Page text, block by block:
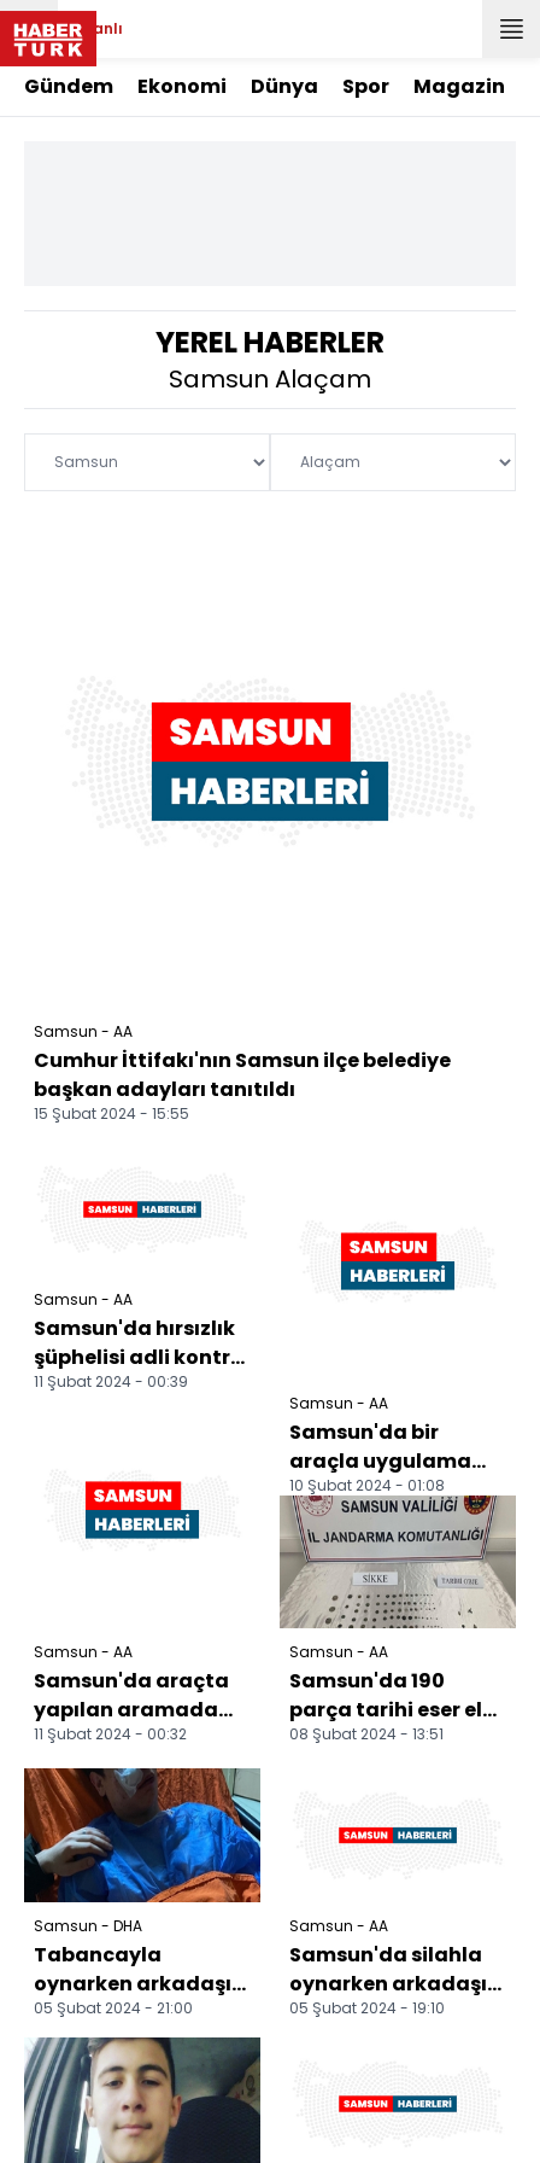
Canlı
Gündem Ekonomi Dünya Spor Magazin
YEREL HABERLER
Samsun Alaçam
Samsun - AA
Cumhur İttifakı'nın Samsun ilçe belediye
başkan adayları tanıtıldı
15 Şubat 2024 - 15:55
Samsun - AA
Samsun'da hırsızlık
şüphelisi adli kontrol
şartıyla serbest
11 Şubat 2024 - 00:39
Samsun - AA
Samsun'da araçta
yapılan aramada
ruhsatsız silah ele
geçirildi
11 Şubat 2024 - 00:32
Samsun - AA
Samsun'da bir
araçla uygulama
noktasından kaçan
hırsız
kovalamacayla
yakala...
10 Şubat 2024 - 01:08
Samsun - AA
Samsun'da 190
parça tarihi eser ele
geçirildi, 2 zanlı
08 Şubat 2024 - 13:51
Samsun - DHA
Tabancayla
oynarken arkadaşını
başından vurdu; 1
yaralı, 4 gözaltı (2)
05 Şubat 2024 - 21:00
Samsun - AA
Samsun'da silahla
oynarken arkadaşını
başından yaralayan
05 Şubat 2024 - 19:10